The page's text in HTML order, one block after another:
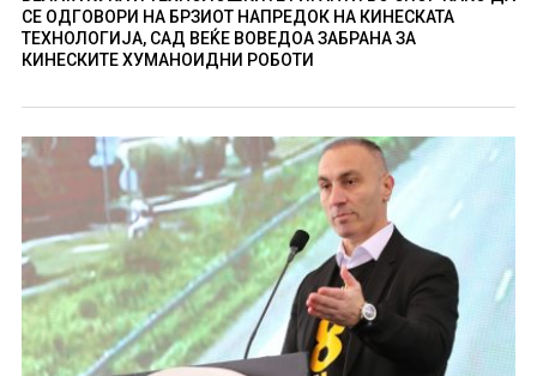
СЕ ОДГОВОРИ НА БРЗИОТ НАПРЕДОК НА КИНЕСКАТА
ТЕХНОЛОГИЈА, САД ВЕЌЕ ВОВЕДОА ЗАБРАНА ЗА
КИНЕСКИТЕ ХУМАНОИДНИ РОБОТИ